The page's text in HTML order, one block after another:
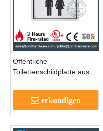
Öffentliche
Toilettenschildplatte aus
–DDSP003
erkundigen